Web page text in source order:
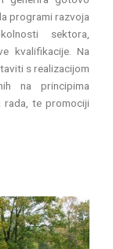
programi razvoja
sektora,
kvalifikacije. Na
s realizacijom
na principima
rada, te promociji